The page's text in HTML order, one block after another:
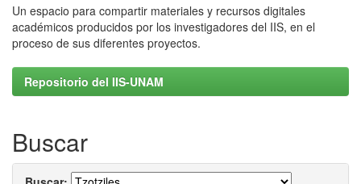
Un espacio para compartir materiales y recursos digitales
académicos producidos por los investigadores del IIS, en el
proceso de sus diferentes proyectos.
Repositorio del IIS-UNAM
Buscar